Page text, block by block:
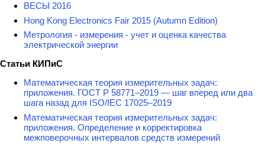
ВЕСЫ 2016
Hong Kong Electronics Fair 2015 (Autumn Edition)
Метрология - измерения - учет и оценка качества
электрической энергии
Статьи КИПиС
Математическая теория измерительных задач:
приложения. ГОСТ Р 58771–2019 — шаг вперед или два
шага назад для ISO/IEC 17025–2019
Математическая теория измерительных задач:
приложения. Определение и корректировка
межповерочных интервалов средств измерений